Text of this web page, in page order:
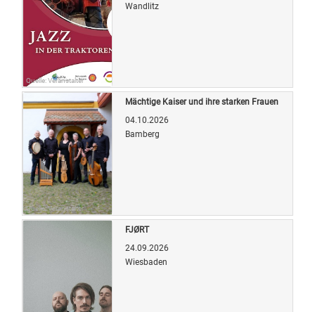
Quelle: Veranstalter
Wandlitz
Quelle: Veranstalter
Mächtige Kaiser und ihre starken Frauen
04.10.2026
Bamberg
FJØRT
24.09.2026
Wiesbaden